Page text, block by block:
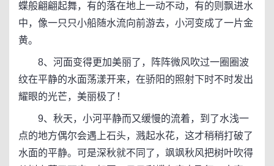
蝶般翩翩起舞，有的落在地上一动不动，有的则飘进水
中，像一只只小船随水流向前游去，小河变成了一片金
黄。
8、河面变得更加美丽了，阵阵微风吹过一圈圈波
纹在平静的水面荡漾开来，在骄阳的照射下时不时发出
耀眼的光芒，美丽极了！
9、秋天，小河平静而又缓慢的流着，到了水浅一
点的地方偶尔会遇上石头，溅起水花，这才稍稍打破了
水面的平静。可是深秋就不同了，飒飒秋风把树叶吹得